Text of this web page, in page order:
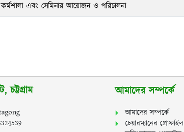
এবং সেমিনার আয়োজন ও পরিচালনা
আমাদের সম্পর্কে
আমাদের সম্পর্কে
চেয়ারম্যানের প্রোফাইল